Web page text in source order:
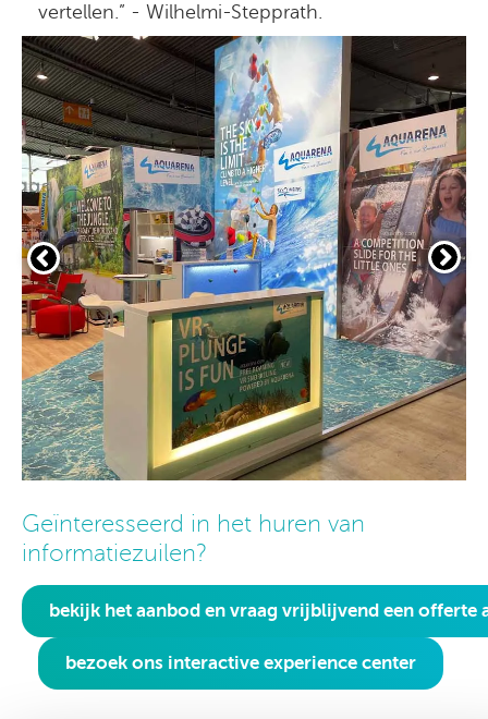
vertellen.” - Wilhelmi-Stepprath.
Geïnteresseerd in het huren van
informatiezuilen?
bekijk het aanbod en vraag vrijblijvend een offerte
bezoek ons interactive experience center